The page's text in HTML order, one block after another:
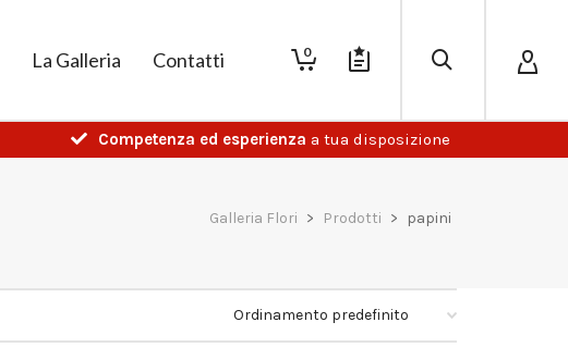
0
La Galleria Contatti
Competenza ed esperienza a tua disposizione
Galleria Flori > Prodotti > papini